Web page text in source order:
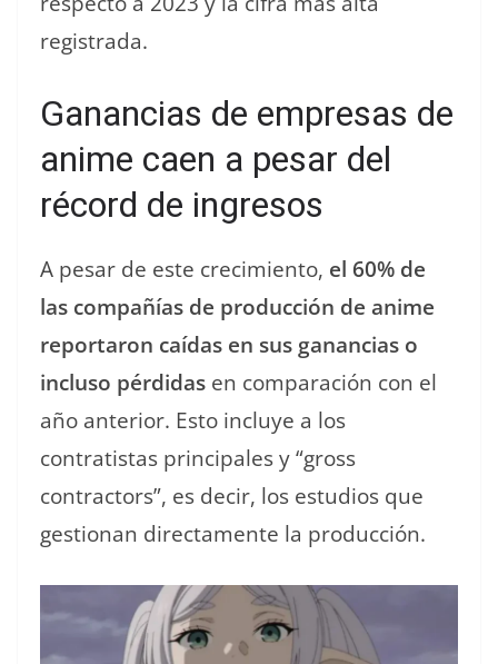
registrada.
Ganancias de empresas de
anime caen a pesar del
récord de ingresos
A pesar de este crecimiento, el 60% de
las compañías de producción de anime
reportaron caídas en sus ganancias o
incluso pérdidas en comparación con el
año anterior. Esto incluye a los
contratistas principales y “gross
contractors”, es decir, los estudios que
gestionan directamente la producción.